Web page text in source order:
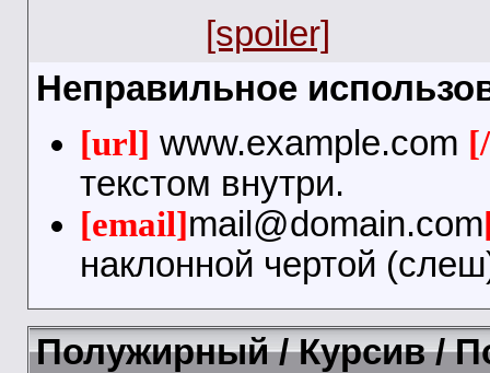
[spoiler]
Неправильное
[url] www.example.com
текстом внутри.
[email]mail@domain.com
наклонной чертой
Полужирный / Курсив /